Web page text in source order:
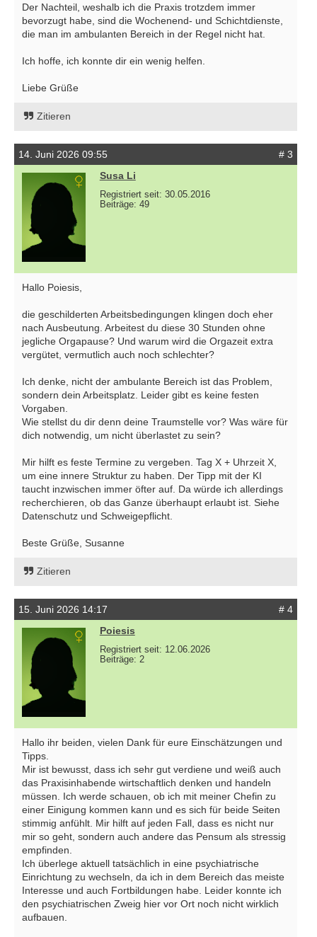
Der Nachteil, weshalb ich die Praxis trotzdem immer
bevorzugt habe, sind die Wochenend- und Schichtdienste,
die man im ambulanten Bereich in der Regel nicht hat.
Ich hoffe, ich konnte dir ein wenig helfen.
Liebe Grüße
Zitieren
14. Juni 2026 09:55
# 3
Susa Li
Registriert seit: 30.05.2016
Beiträge: 49
Hallo Poiesis,
die geschilderten Arbeitsbedingungen klingen doch eher
nach Ausbeutung. Arbeitest du diese 30 Stunden ohne
jegliche Orgapause? Und warum wird die Orgazeit extra
vergütet, vermutlich auch noch schlechter?
Ich denke, nicht der ambulante Bereich ist das Problem,
sondern dein Arbeitsplatz. Leider gibt es keine festen
Vorgaben.
Wie stellst du dir denn deine Traumstelle vor? Was wäre für
dich notwendig, um nicht überlastet zu sein?
Mir hilft es feste Termine zu vergeben. Tag X + Uhrzeit X,
um eine innere Struktur zu haben. Der Tipp mit der KI
taucht inzwischen immer öfter auf. Da würde ich allerdings
recherchieren, ob das Ganze überhaupt erlaubt ist. Siehe
Datenschutz und Schweigepflicht.
Beste Grüße, Susanne
Zitieren
15. Juni 2026 14:17
# 4
Poiesis
Registriert seit: 12.06.2026
Beiträge: 2
Hallo ihr beiden, vielen Dank für eure Einschätzungen und
Tipps.
Mir ist bewusst, dass ich sehr gut verdiene und weiß auch
das Praxisinhabende wirtschaftlich denken und handeln
müssen. Ich werde schauen, ob ich mit meiner Chefin zu
einer Einigung kommen kann und es sich für beide Seiten
stimmig anfühlt. Mir hilft auf jeden Fall, dass es nicht nur
mir so geht, sondern auch andere das Pensum als stressig
empfinden.
Ich überlege aktuell tatsächlich in eine psychiatrische
Einrichtung zu wechseln, da ich in dem Bereich das meiste
Interesse und auch Fortbildungen habe. Leider konnte ich
den psychiatrischen Zweig hier vor Ort noch nicht wirklich
aufbauen.